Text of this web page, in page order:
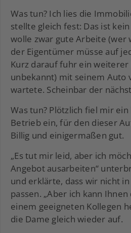
Was tun? Ich lies die
stellte gleich fest: Das ist
wolle zwar gute Arbeite (wer
der Eigentümer müsse auf
Kurz darauf fuhr ein weiterer
unbekannt) mit seinem Auto
wartete. Scheinbar der
Was tun? Plötzlich fiel mir
Betrieb ein, für den dieser
Billig und einigermaßen gut.
„Es tut mir leid, aber ich
Angebot ausarbeiten“
und erklärte, dass wir nicht
passen. „Aber ich kann
einem geeigneten Kollegen
die Dame gleich wieder auf.